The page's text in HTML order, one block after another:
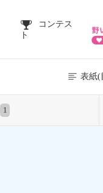
コンテス
ト
表紙(
1